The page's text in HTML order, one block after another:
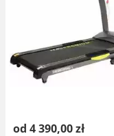
od 4 390,00 zł